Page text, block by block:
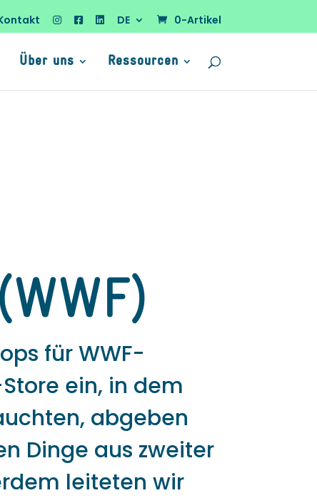
DE 0-Artikel
Über uns Ressourcen
für WWF-
ein, in dem
abgeben
Dinge aus zweiter
leiteten wir